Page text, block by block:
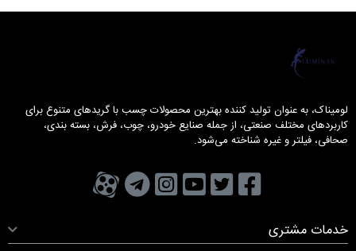
لومیناک، به عنوان تولید کننده بهترین محصولات چسب با گریدهای متنوع برای
کاربردهای مختلف صنعتی، از جمله صنایع خودرو، چوب، فرش، بسته بندی،
صحافی، فیلتر و غیره شناخته می‌شود.
فیسبوک
تویتریوتیوب
صفحهکانال تلگرام
کانال آپارات
خدمات مشتری